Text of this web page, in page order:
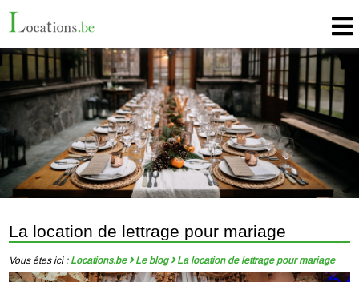
La location de lettrage pour mariage
Vous êtes ici : Locations.be Le blog La location de lettrage pour mariage